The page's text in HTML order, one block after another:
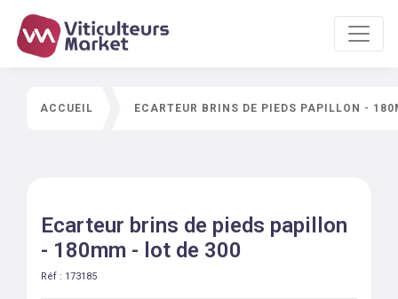
ACCUEIL ECARTEUR BRINS DE PIEDS PAPILLON -
Ecarteur brins de pieds papillon
- 180mm - lot de 300
Réf : 173185